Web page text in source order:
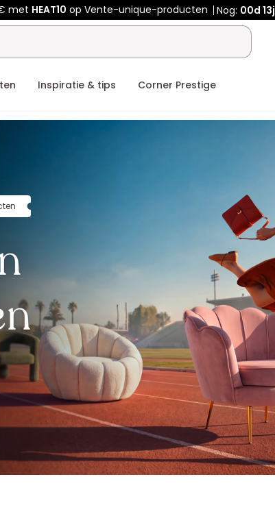
met HEAT10op Vente-unique-producten Nog: 00d
Inspiratie & tips Corner Prestige